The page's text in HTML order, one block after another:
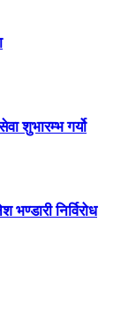
शुभारम्भ गर्यो
निर्विरोध